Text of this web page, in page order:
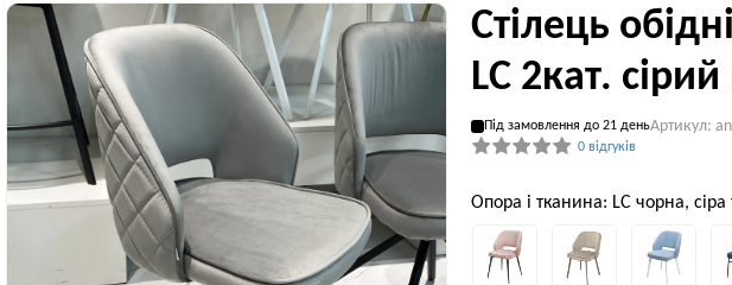
Стілець
LC 2кат.
Під замовлення до 21 деньАртикул:
0 відгуків
Опора і тканина: LC чорна, сіра